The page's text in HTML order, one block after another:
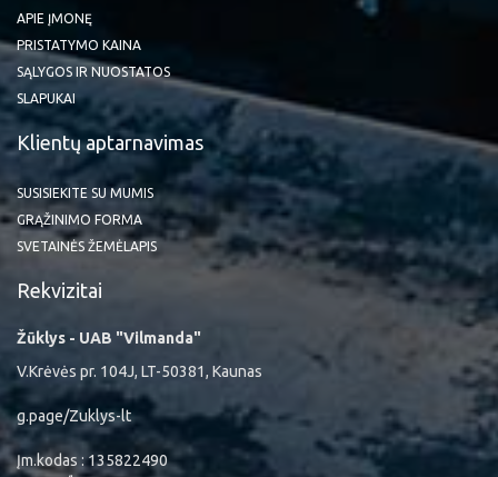
APIE ĮMONĘ
PRISTATYMO KAINA
SĄLYGOS IR NUOSTATOS
SLAPUKAI
Klientų aptarnavimas
SUSISIEKITE SU MUMIS
GRĄŽINIMO FORMA
SVETAINĖS ŽEMĖLAPIS
Rekvizitai
Žūklys - UAB "Vilmanda"
V.Krėvės pr. 104J, LT-50381, Kaunas
g.page/Zuklys-lt
Įm.kodas : 135822490